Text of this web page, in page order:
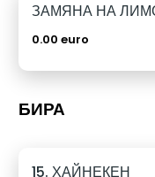
0.00 euro
БИРА
15. ХАЙНЕКЕН